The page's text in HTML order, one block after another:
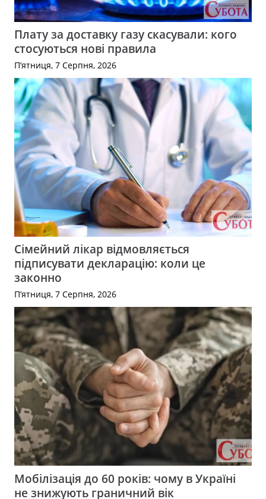
Плату за доставку газу скасували: кого
стосуються нові правила
П’ятниця, 7 Серпня, 2026
Сімейний лікар відмовляється
підписувати декларацію: коли це
законно
П’ятниця, 7 Серпня, 2026
Мобілізація до 60 років: чому в Україні
не знижують граничний вік